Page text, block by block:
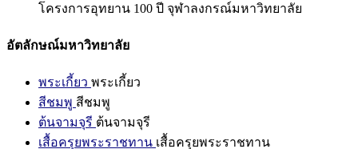
โครงการอุทยาน 100 ปี จุฬาลงกรณ์มหาวิทยาลัย
อัตลักษณ์มหาวิทยาลัย
พระเกี้ยว พระเกี้ยว
สีชมพู สีชมพู
ต้นจามจุรี ต้นจามจุรี
เสื้อครุยพระราชทาน เสื้อครุยพระราชทาน